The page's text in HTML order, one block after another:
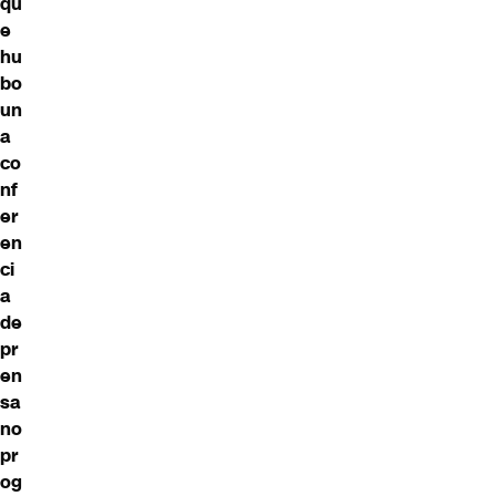
e
hu
bo
un
a
co
nf
er
en
ci
a
de
pr
en
sa
no
pr
og